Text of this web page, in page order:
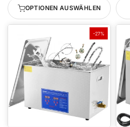
OPTIONEN AUSWÄHLEN
-27%